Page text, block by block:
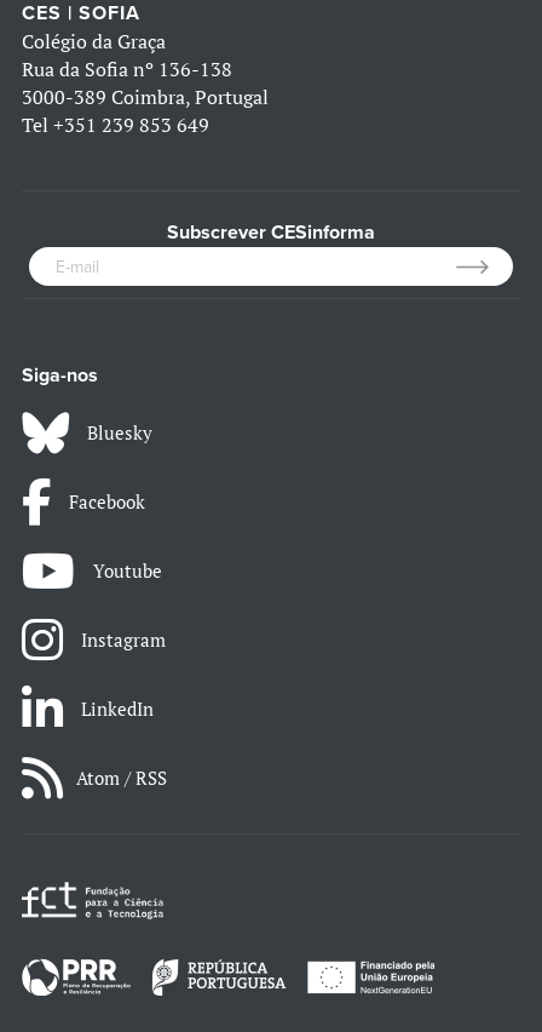
CES | SOFIA
Colégio da Graça
Rua da Sofia nº 136-138
3000-389 Coimbra, Portugal
Tel +351 239 853 649
Subscrever CESinforma
Siga-nos
Bluesky
Facebook
Youtube
Instagram
LinkedIn
Atom / RSS